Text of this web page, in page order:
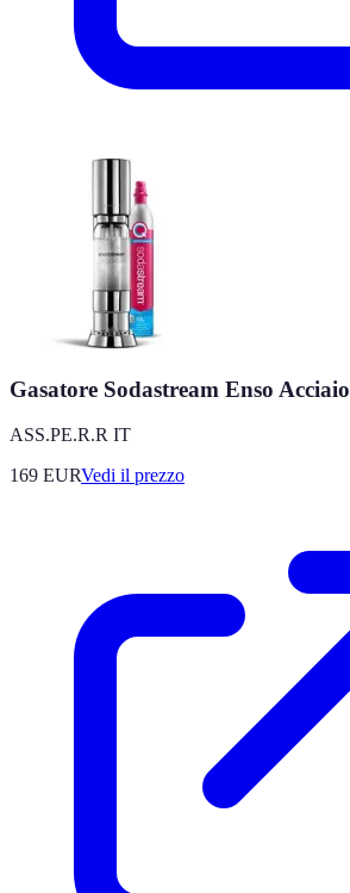
Gasatore Sodastream Enso Acciaio
ASS.PE.R.R IT
169 EURVedi il prezzo